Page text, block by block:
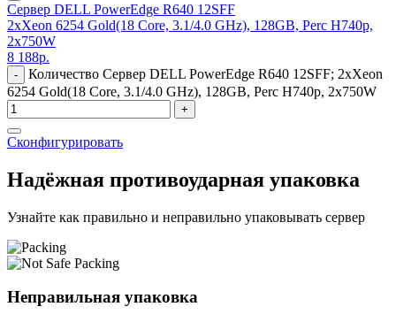
Сервер DELL PowerEdge R640 12SFF
2xXeon 6254 Gold(18 Core, 3.1/4.0 GHz), 128GB, Perc H740p,
2x750W
8 188р.
-
Количество Сервер DELL PowerEdge R640 12SFF; 2xXeon
6254 Gold(18 Core, 3.1/4.0 GHz), 128GB, Perc H740p, 2x750W
+
Сконфигурировать
Надёжная противоударная упаковка
Узнайте как правильно и неправильно упаковывать сервер
Неправильная упаковка